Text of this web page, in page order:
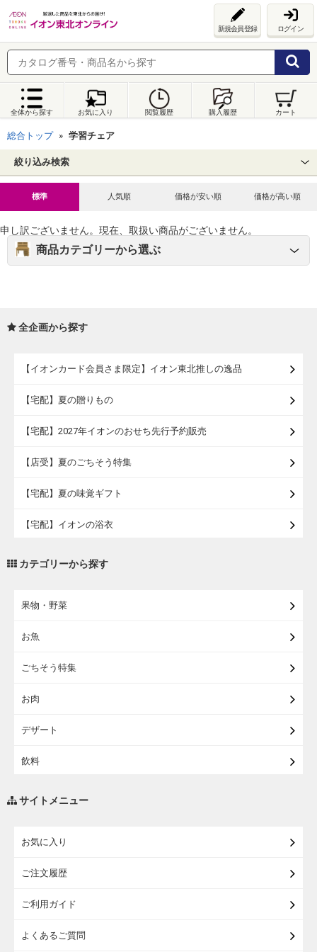
新規会員登録 ログイン
全体から探す お気に入り 閲覧履歴 購入履歴 カート
総合トップ 学習チェア
絞り込み検索
標準 人気順 価格が安い順 価格が高い順
申し訳ございません。現在、取扱い商品がございません。
商品カテゴリーから選ぶ
全企画から探す
【イオンカード会員さま限定】イオン東北推しの逸品
【宅配】夏の贈りもの
【宅配】2027年イオンのおせち先行予約販売
【店受】夏のごちそう特集
【宅配】夏の味覚ギフト
【宅配】イオンの浴衣
カテゴリーから探す
果物・野菜
お魚
ごちそう特集
お肉
デザート
飲料
サイトメニュー
お気に入り
ご注文履歴
ご利用ガイド
よくあるご質問